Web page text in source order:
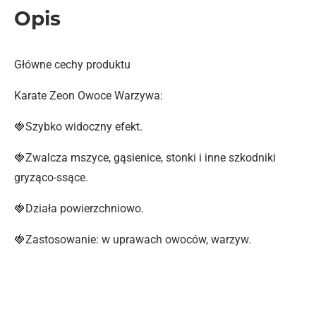
Opis
Główne cechy produktu
Karate Zeon Owoce Warzywa:
🍓Szybko widoczny efekt.
🍓Zwalcza mszyce, gąsienice, stonki i inne szkodniki
gryząco-ssące.
🍓Działa powierzchniowo.
🍓Zastosowanie: w uprawach owoców, warzyw.